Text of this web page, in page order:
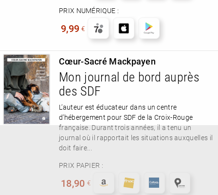
PRIX NUMÉRIQUE :
9,99 €
Cœur-Sacré Mackpayen
Mon journal de bord auprès
des SDF
L’auteur est éducateur dans un centre
d’hébergement pour SDF de la Croix-Rouge
française. Durant trois années, il a tenu un
journal où il rapportait les situations auxquelles il
doit faire...
PRIX PAPIER :
18,90 €